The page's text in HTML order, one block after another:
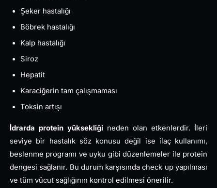
Şeker hastalığı
Böbrek hastalığı
Kalp hastalığı
Siroz
Hepatit
Karaciğerin tam çalışmaması
Toksin artışı
İdrarda protein yüksekliği neden olan etkenlerdir. İleri
seviye bir hastalık söz konusu değil ise ilaç kullanımı,
beslenme programı ve uyku gibi düzenlemeler ile protein
dengesi sağlanır. Bu durum karşısında check up yapılması
ve tüm vücut sağlığının kontrol edilmesi önerilir.